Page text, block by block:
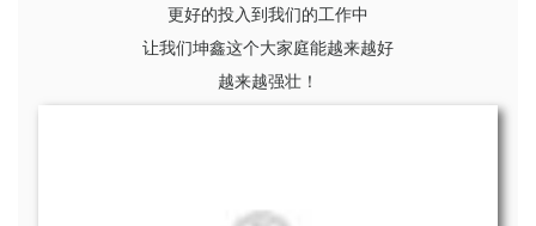
更好的投入到我们的工作中
让我们坤鑫这个大家庭能越来越好
越来越强壮！